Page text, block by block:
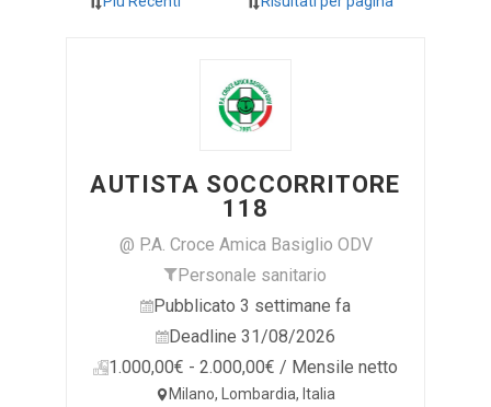
AUTISTA SOCCORRITORE
118
@ P.A. Croce Amica Basiglio ODV
Personale sanitario
Pubblicato 3 settimane fa
Deadline 31/08/2026
1.000,00€ - 2.000,00€ / Mensile netto
Milano, Lombardia, Italia